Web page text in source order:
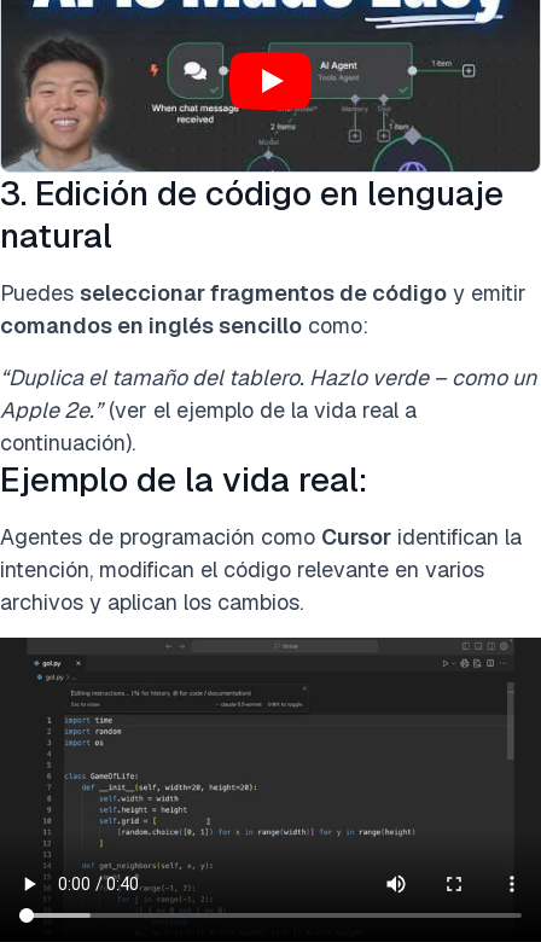
3. Edición de código en lenguaje
natural
Puedes seleccionar fragmentos de código y emitir
comandos en inglés sencillo como:
“Duplica el tamaño del tablero. Hazlo verde – como un
Apple 2e.”(ver el ejemplo de la vida real a
continuación).
Ejemplo de la vida real:
Agentes de programación como Cursor identifican la
intención, modifican el código relevante en varios
archivos y aplican los cambios.